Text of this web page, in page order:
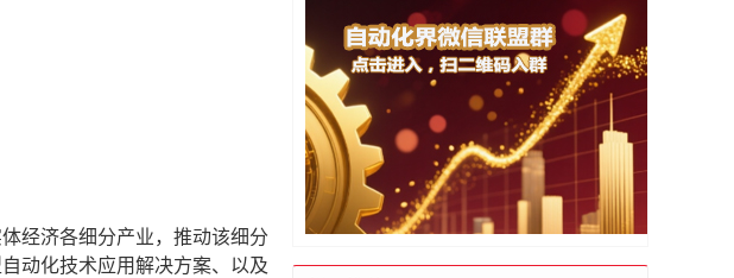
经济各细分产业，推动该细分
动化技术应用解决方案、以及